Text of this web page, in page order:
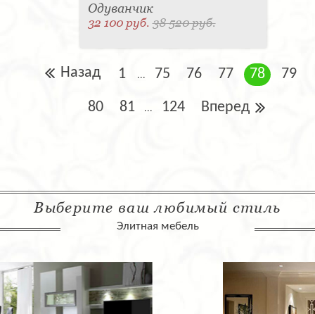
Одуванчик
32 100 руб.38 520 руб.
Назад 1 ... 75 76 77 78 79
80 81 ... 124 Вперед
Выберите ваш любимый стиль
Элитная мебель